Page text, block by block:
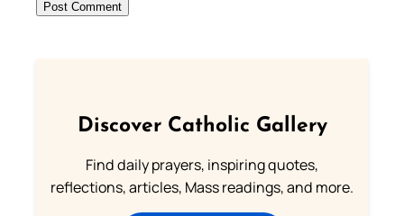
Discover Catholic Gallery
Find daily prayers, inspiring quotes,
reflections, articles, Mass readings, and more.